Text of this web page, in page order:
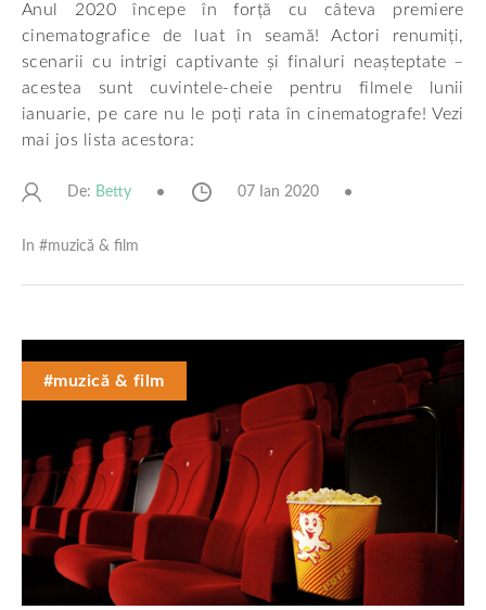
Anul 2020 începe în forță cu câteva premiere
cinematografice de luat în seamă! Actori renumiți,
scenarii cu intrigi captivante și finaluri neașteptate –
acestea sunt cuvintele-cheie pentru filmele lunii
ianuarie, pe care nu le poți rata în cinematografe! Vezi
mai jos lista acestora:
De: Betty 07 Ian 2020
In #muzică & film
#muzică & film